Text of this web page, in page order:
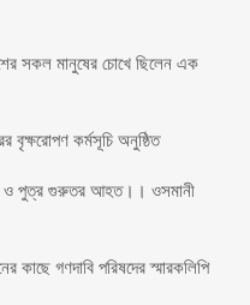
সকল মানুষের চোখে ছিলেন এক
বৃক্ষরোপণ কর্মসূচি অনুষ্ঠিত
ও পুত্র গুরুতর আহত।। ওসমানী
কাছে গণদাবি পরিষদের স্মারকলিপি